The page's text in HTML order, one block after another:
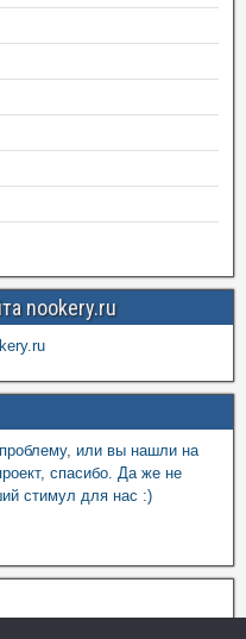
nookery.ru
или вы нашли на
спасибо. Да же не
стимул для нас :)